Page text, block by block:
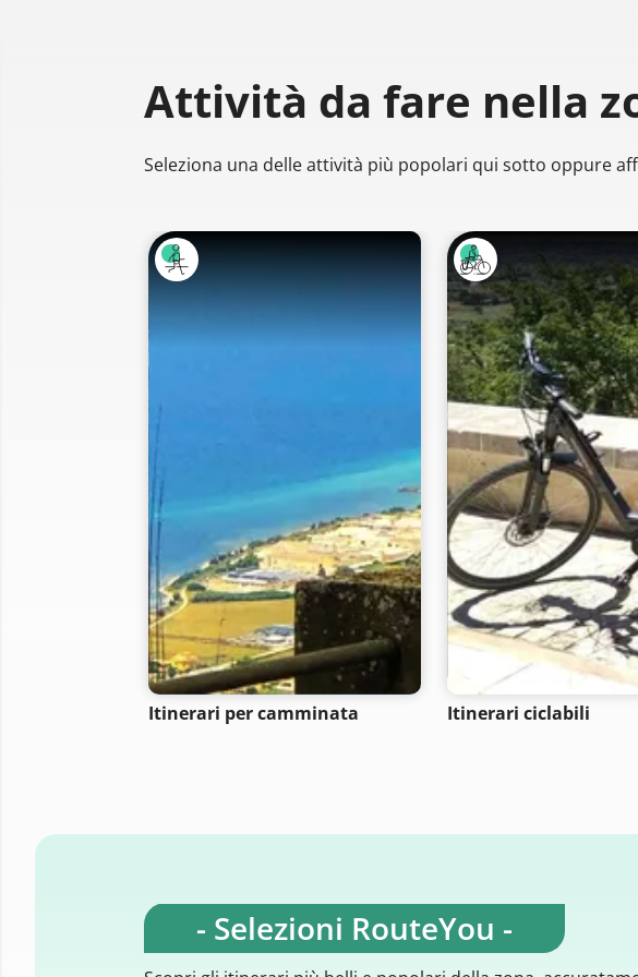
Attività da fare nella
Seleziona una delle attività più popolari qui sotto oppure
Itinerari per camminata Itinerari ciclabili
- Selezioni RouteYou -